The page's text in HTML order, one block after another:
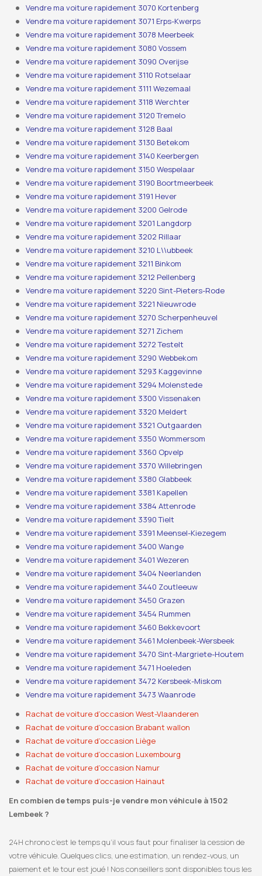
Vendre ma voiture rapidement 3070 Kortenberg
Vendre ma voiture rapidement 3071 Erps-Kwerps
Vendre ma voiture rapidement 3078 Meerbeek
Vendre ma voiture rapidement 3080 Vossem
Vendre ma voiture rapidement 3090 Overijse
Vendre ma voiture rapidement 3110 Rotselaar
Vendre ma voiture rapidement 3111 Wezemaal
Vendre ma voiture rapidement 3118 Werchter
Vendre ma voiture rapidement 3120 Tremelo
Vendre ma voiture rapidement 3128 Baal
Vendre ma voiture rapidement 3130 Betekom
Vendre ma voiture rapidement 3140 Keerbergen
Vendre ma voiture rapidement 3150 Wespelaar
Vendre ma voiture rapidement 3190 Boortmeerbeek
Vendre ma voiture rapidement 3191 Hever
Vendre ma voiture rapidement 3200 Gelrode
Vendre ma voiture rapidement 3201 Langdorp
Vendre ma voiture rapidement 3202 Rillaar
Vendre ma voiture rapidement 3210 L\\ubbeek
Vendre ma voiture rapidement 3211 Binkom
Vendre ma voiture rapidement 3212 Pellenberg
Vendre ma voiture rapidement 3220 Sint-Pieters-Rode
Vendre ma voiture rapidement 3221 Nieuwrode
Vendre ma voiture rapidement 3270 Scherpenheuvel
Vendre ma voiture rapidement 3271 Zichem
Vendre ma voiture rapidement 3272 Testelt
Vendre ma voiture rapidement 3290 Webbekom
Vendre ma voiture rapidement 3293 Kaggevinne
Vendre ma voiture rapidement 3294 Molenstede
Vendre ma voiture rapidement 3300 Vissenaken
Vendre ma voiture rapidement 3320 Meldert
Vendre ma voiture rapidement 3321 Outgaarden
Vendre ma voiture rapidement 3350 Wommersom
Vendre ma voiture rapidement 3360 Opvelp
Vendre ma voiture rapidement 3370 Willebringen
Vendre ma voiture rapidement 3380 Glabbeek
Vendre ma voiture rapidement 3381 Kapellen
Vendre ma voiture rapidement 3384 Attenrode
Vendre ma voiture rapidement 3390 Tielt
Vendre ma voiture rapidement 3391 Meensel-Kiezegem
Vendre ma voiture rapidement 3400 Wange
Vendre ma voiture rapidement 3401 Wezeren
Vendre ma voiture rapidement 3404 Neerlanden
Vendre ma voiture rapidement 3440 Zoutleeuw
Vendre ma voiture rapidement 3450 Grazen
Vendre ma voiture rapidement 3454 Rummen
Vendre ma voiture rapidement 3460 Bekkevoort
Vendre ma voiture rapidement 3461 Molenbeek-Wersbeek
Vendre ma voiture rapidement 3470 Sint-Margriete-Houtem
Vendre ma voiture rapidement 3471 Hoeleden
Vendre ma voiture rapidement 3472 Kersbeek-Miskom
Vendre ma voiture rapidement 3473 Waanrode
Rachat de voiture d’occasion West-Vlaanderen
Rachat de voiture d’occasion Brabant wallon
Rachat de voiture d’occasion Liège
Rachat de voiture d’occasion Luxembourg
Rachat de voiture d’occasion Namur
Rachat de voiture d’occasion Hainaut
En combien de temps puis-je vendre mon véhicule à 1502
Lembeek ?
24H chrono c’est le temps qu’il vous faut pour finaliser la cession de
votre véhicule. Quelques clics, une estimation, un rendez-vous, un
paiement et le tour est joué ! Nos conseillers sont disponibles tous les